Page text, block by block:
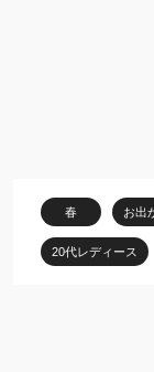
春 お出
20代レディース